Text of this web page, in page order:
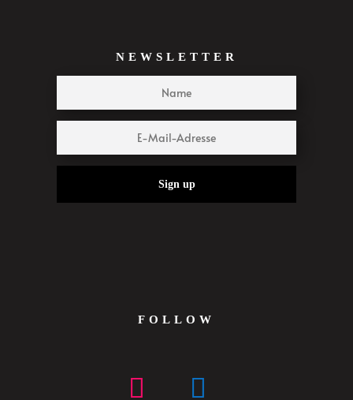
NEWSLETTER
Sign up
FOLLOW